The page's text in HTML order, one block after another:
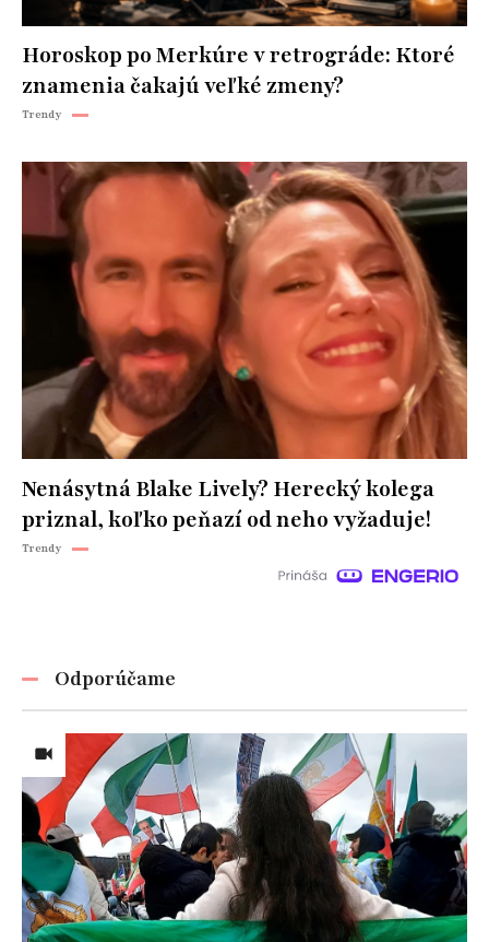
Horoskop po Merkúre v retrográde: Ktoré
znamenia čakajú veľké zmeny?
Trendy
Nenásytná Blake Lively? Herecký kolega
priznal, koľko peňazí od neho vyžaduje!
Trendy
Odporúčame